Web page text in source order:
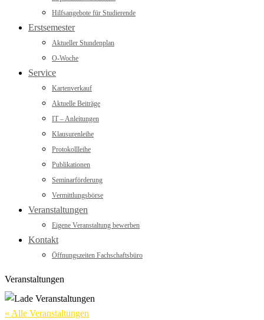
Hilfsangebote für Studierende
Erstsemester
Aktueller Stundenplan
O-Woche
Service
Kartenverkauf
Aktuelle Beiträge
IT – Anleitungen
Klausurenleihe
Protokollleihe
Publikationen
Seminarförderung
Vermittlungsbörse
Veranstaltungen
Eigene Veranstaltung bewerben
Kontakt
Öffnungszeiten Fachschaftsbüro
Veranstaltungen
« Alle Veranstaltungen